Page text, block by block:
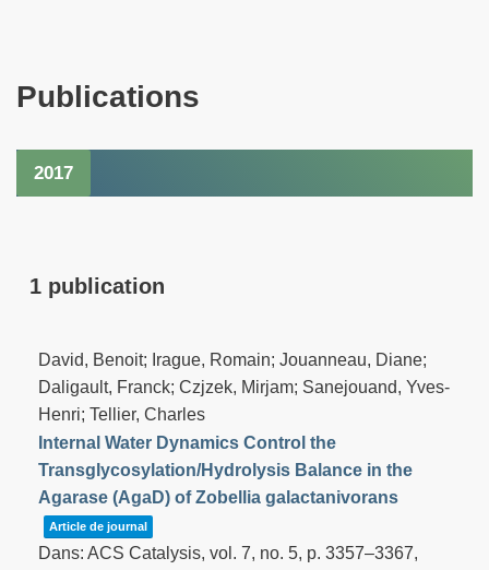
Publications
2017
1 publication
David, Benoit; Irague, Romain; Jouanneau, Diane;
Daligault, Franck; Czjzek, Mirjam; Sanejouand, Yves-
Henri; Tellier, Charles
Internal Water Dynamics Control the
Transglycosylation/Hydrolysis Balance in the
Agarase (AgaD) of Zobellia galactanivorans
Article de journal
Dans: ACS Catalysis, vol. 7, no. 5, p. 3357–3367,